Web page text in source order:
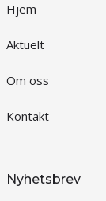
Hjem
Aktuelt
Om oss
Kontakt
Nyhetsbrev